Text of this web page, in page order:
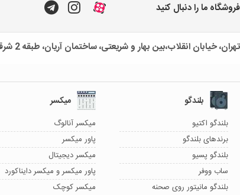
فروشگاه ما را دنبال کنید
تهران، خیابان انقلاب،بین بهار و شریعتی، ساختمان آریان، طبقه 2 شرقی، واحد یک
بلندگو
بلندگو اکتیو
برندهای بلندگو
بلندگو پسیو
ساب ووفر
بلندگو مانیتور روی صحنه
میکسر
میکسر آنالوگ
پاور میکسر
میکسر دیجیتال
پاور میکسر و میکسر دایناکورد
میکسر کوچک